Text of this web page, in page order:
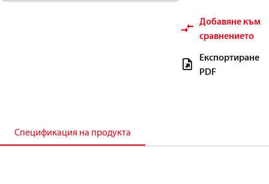
Добавяне към
сравнението
Експортиране
PDF
Спецификация на продукта